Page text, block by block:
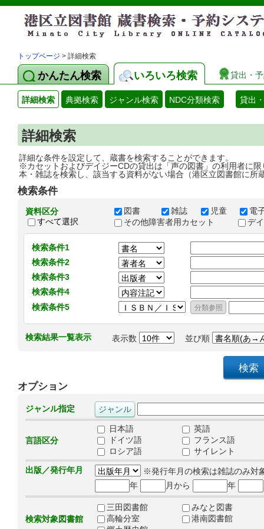
トップページ > 詳細検索
かんたん検索 いろいろ検索 貸出・
詳細検索 典拠検索 ジャンル検索 NDC分類検索 貸出
詳細検索
詳細な条件を設定して、蔵書を検索することができます。
※カセットおよびデイジーCDの貸出は「声の図書」の利用者に限
本・雑誌を検索し、該当する資料がない場合（港区立図書館に所
検索条件
資料区分
すべて選択
図書 雑誌 児童
電
その他障害者用カセット
デ
検索条件1
検索条件2
検索条件3
検索条件4
検索条件5
検索結果一覧表示 表示数 並び順
オプション
ジャンル指定
言語区分
日本語
英語
ドイツ語
フランス語
ロシア語
サイレント
出版／発行年月
※発行年月の検索は雑誌のみ対
年
月から 年
検索対象図書館
三田図書館
みなと図書
高輪分室
港南図書館